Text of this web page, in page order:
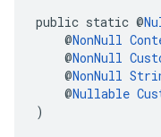
public static @
@NonNull
@NonNull
@NonNull
@Nullable
)